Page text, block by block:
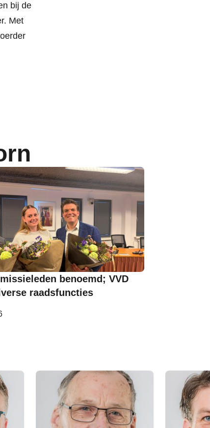
bij de
Met
benoemd; VVD
raadsfuncties